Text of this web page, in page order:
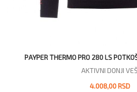
PAYPER THERMO PRO 280 LS
AKTIVNI DONJI VEŠ
4.008,00 RSD